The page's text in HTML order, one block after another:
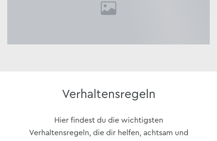
Verhaltensregeln
Hier findest du die wichtigsten
Verhaltensregeln, die dir helfen, achtsam und